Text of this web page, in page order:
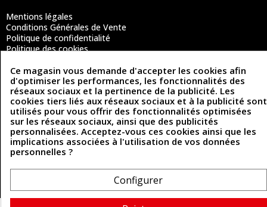
Mentions légales
Conditions Générales de Vente
Politique de confidentialité
Politique des cookies
Coordonnées
493 Chemin de Catougnac
81300 Graulhet
05 63 34 51 88
contact@cuirenstock.com
Cuirenstock © 2026 - Une création Quatrys 💙
Ce magasin vous demande d'accepter les cookies afin
d'optimiser les performances, les fonctionnalités des
réseaux sociaux et la pertinence de la publicité. Les
cookies tiers liés aux réseaux sociaux et à la publicité sont
utilisés pour vous offrir des fonctionnalités optimisées
sur les réseaux sociaux, ainsi que des publicités
personnalisées. Acceptez-vous ces cookies ainsi que les
implications associées à l'utilisation de vos données
personnelles ?
Configurer